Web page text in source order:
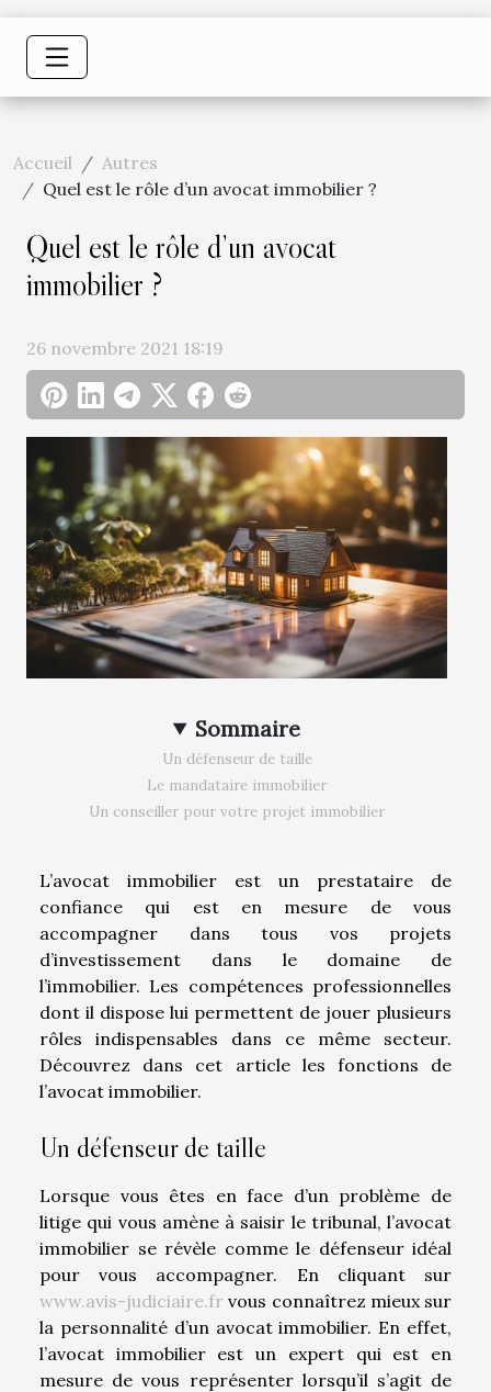
Accueil
Autres
Quel est le rôle d’un avocat immobilier ?
Quel est le rôle d’un avocat
immobilier ?
26 novembre 2021 18:19
Sommaire
Un défenseur de taille
Le mandataire immobilier
Un conseiller pour votre projet immobilier
L’avocat immobilier est un prestataire de
confiance qui est en mesure de vous
accompagner dans tous vos projets
d’investissement dans le domaine de
l’immobilier. Les compétences professionnelles
dont il dispose lui permettent de jouer plusieurs
rôles indispensables dans ce même secteur.
Découvrez dans cet article les fonctions de
l’avocat immobilier.
Un défenseur de taille
Lorsque vous êtes en face d’un problème de
litige qui vous amène à saisir le tribunal, l’avocat
immobilier se révèle comme le défenseur idéal
pour vous accompagner. En cliquant sur
www.avis-judiciaire.fr vous connaîtrez mieux sur
la personnalité d’un avocat immobilier. En effet,
l’avocat immobilier est un expert qui est en
mesure de vous représenter lorsqu’il s’agit de